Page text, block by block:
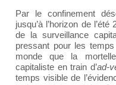
Par le confinement
jusqu’à l’horizon de
de la surveillance
pressant pour les
monde que la
capitaliste en train d’ad-
temps visible de